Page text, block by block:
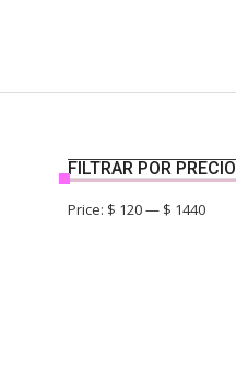
FILTRAR POR PRECIO
Price: $ 120— $ 1440